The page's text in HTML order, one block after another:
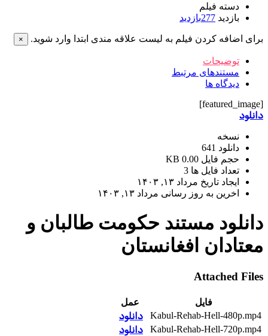
دسته فیلم
بازدید 277بازدید
برای اضافه کردن فیلم به لیست علاقه مندی ابتدا وارد شوید. ×
توضیحات
مستندهای مرتبط
دیدگاه ها
[featured_image]
دانلود
نسخه
دانلود 641
حجم فایل 0.00 KB
تعداد فایل ها 3
ایجاد تاریخ مرداد ۱۳, ۱۴۰۳
اخرین به روز رسانی مرداد ۱۳, ۱۴۰۳
دانلود مستند حکومت طالبان و
معتادان افغانستان
Attached Files
فایل
عمل
Kabul-Rehab-Hell-480p.mp4
دانلود
Kabul-Rehab-Hell-720p.mp4 دانلود